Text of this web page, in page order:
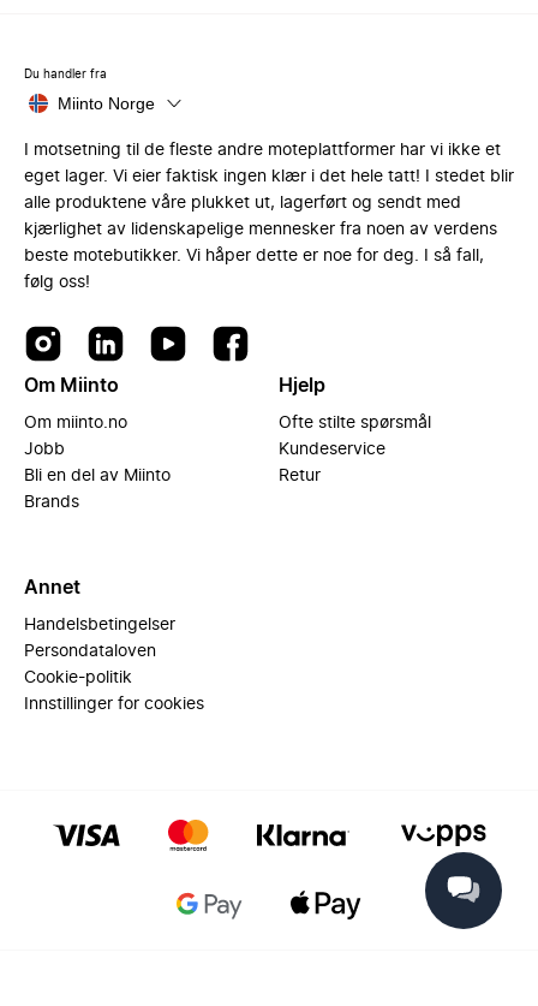
Du handler fra
Miinto Norge
I motsetning til de fleste andre moteplattformer har vi ikke et
eget lager. Vi eier faktisk ingen klær i det hele tatt! I stedet blir
alle produktene våre plukket ut, lagerført og sendt med
kjærlighet av lidenskapelige mennesker fra noen av verdens
beste motebutikker. Vi håper dette er noe for deg. I så fall,
følg oss!
Om Miinto
Om miinto.no
Jobb
Bli en del av Miinto
Brands
Hjelp
Ofte stilte spørsmål
Kundeservice
Retur
Annet
Handelsbetingelser
Persondataloven
Cookie-politik
Innstillinger for cookies